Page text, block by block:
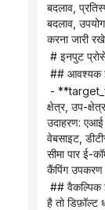
बदलाव,
बदलाव,
करना जारी
# इनपुट
## आवश्यक
क्षेत्र, उप-
उदाहरण: एआई
वेबसाइट,
सीमा पार ई-
कैंपिंग
है तो डिफ़ॉल्ट